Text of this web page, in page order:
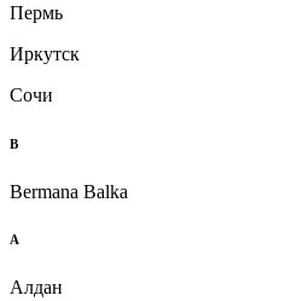
Пермь
Иркутск
Сочи
B
Bermana Balka
А
Алдан